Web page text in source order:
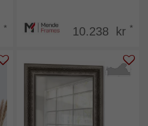
* 10.238 kr *